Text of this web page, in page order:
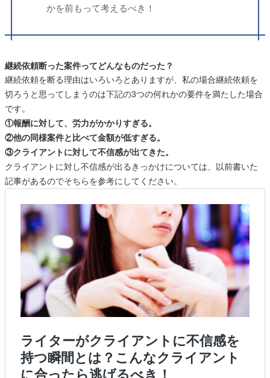
かを前もって考えるべき！
継続依頼断った案件ってどんなものだった？
継続依頼を断る理由はいろいろとありますが、私の場合継続依頼を
切ろうと思ってしまうのは下記の3つの何れかの要件を満たした場合
です。
①報酬に対して、労力がかかりすぎる。
②他の同様案件と比べて金額が低すぎる。
③クライアントに対して不信感が出てきた。
クライアントに対し不信感が出るきっかけについては、以前書いた
記事があるのでそちらを参考にしてください。